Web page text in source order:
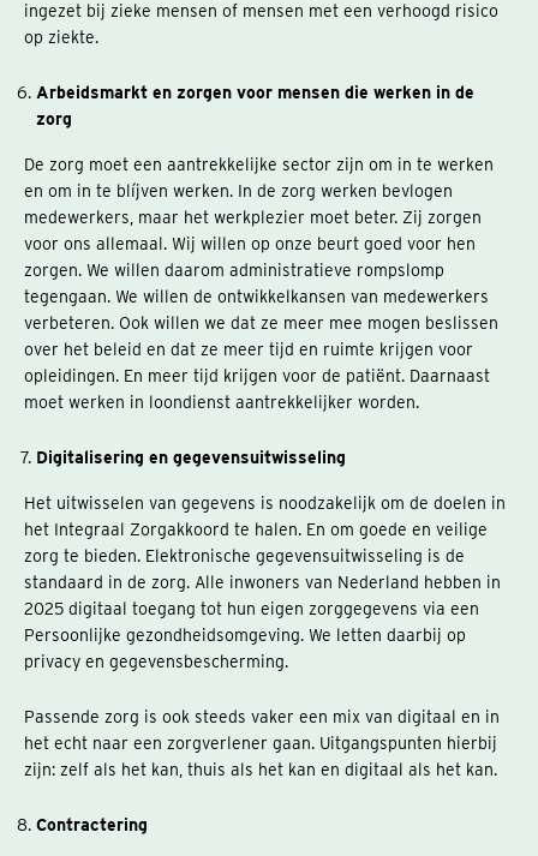
ingezet bij zieke mensen of mensen met een verhoogd risico
op ziekte.
Arbeidsmarkt en zorgen voor mensen die werken in de
zorg
De zorg moet een aantrekkelijke sector zijn om in te werken
en om in te blíjven werken. In de zorg werken bevlogen
medewerkers, maar het werkplezier moet beter. Zij zorgen
voor ons allemaal. Wij willen op onze beurt goed voor hen
zorgen. We willen daarom administratieve rompslomp
tegengaan. We willen de ontwikkelkansen van medewerkers
verbeteren. Ook willen we dat ze meer mee mogen beslissen
over het beleid en dat ze meer tijd en ruimte krijgen voor
opleidingen. En meer tijd krijgen voor de patiënt. Daarnaast
moet werken in loondienst aantrekkelijker worden.
Digitalisering en gegevensuitwisseling
Het uitwisselen van gegevens is noodzakelijk om de doelen in
het Integraal Zorgakkoord te halen. En om goede en veilige
zorg te bieden. Elektronische gegevensuitwisseling is de
standaard in de zorg. Alle inwoners van Nederland hebben in
2025 digitaal toegang tot hun eigen zorggegevens via een
Persoonlijke gezondheidsomgeving. We letten daarbij op
privacy en gegevensbescherming.
Passende zorg is ook steeds vaker een mix van digitaal en in
het echt naar een zorgverlener gaan. Uitgangspunten hierbij
zijn: zelf als het kan, thuis als het kan en digitaal als het kan.
Contractering